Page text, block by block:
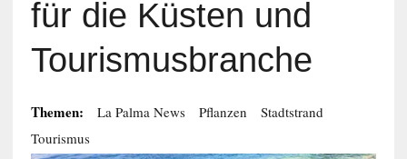
für die Küsten und
Tourismusbranche
Themen: La Palma News Pflanzen
Stadtstrand
Tourismus